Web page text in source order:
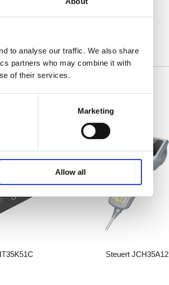
to analyse our traffic. We also share
partners who may combine it with
of their services.
Marketing
Allow all
Steuert JCH35A12